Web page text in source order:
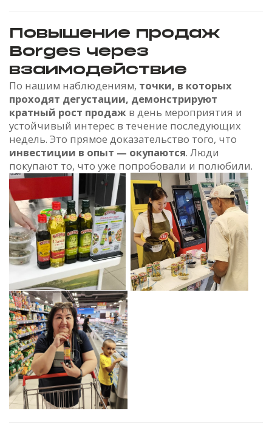
Повышение продаж
Borges через
взаимодействие
По нашим наблюдениям, точки, в которых
проходят дегустации, демонстрируют
кратный рост продаж в день мероприятия и
устойчивый интерес в течение последующих
недель. Это прямое доказательство того, что
инвестиции в опыт — окупаются. Люди
покупают то, что уже попробовали и полюбили.